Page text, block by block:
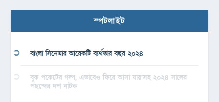
স্পটলাইট
বাংলা সিনেমার আরেকটি ব্যর্থতার বছর ২০২৪
বুক পকেটের গল্প, এভাবেও ফিরে আসা যায়’সহ ২০২৪ সালের
পছন্দের দশ নাটক